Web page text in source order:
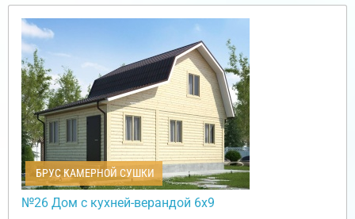
БРУС КАМЕРНОЙ СУШКИ
№26 Дом с кухней-верандой 6х9